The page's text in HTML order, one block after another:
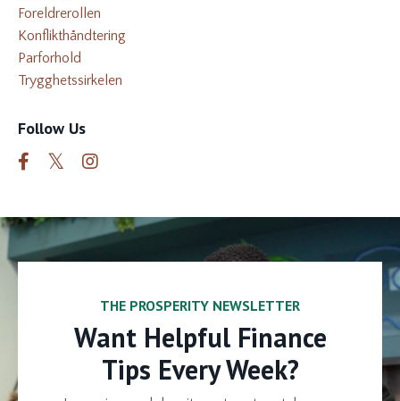
Foreldrerollen
Konflikthåndtering
Parforhold
Trygghetssirkelen
Follow Us
THE PROSPERITY NEWSLETTER
Want Helpful Finance
Tips Every Week?